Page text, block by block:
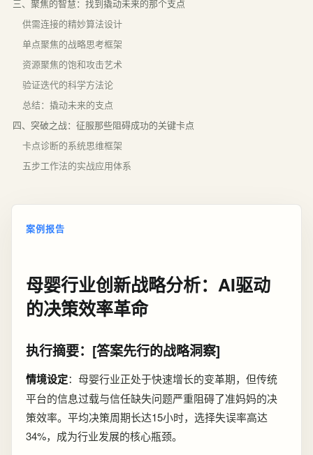
三、聚焦的智慧：找到撬动未来的那个支点
供需连接的精妙算法设计
单点聚焦的战略思考框架
资源聚焦的饱和攻击艺术
验证迭代的科学方法论
总结：撬动未来的支点
四、突破之战：征服那些阻碍成功的关键卡点
卡点诊断的系统思维框架
五步工作法的实战应用体系
案例报告
母婴行业创新战略分析：AI驱动
的决策效率革命
执行摘要：[答案先行的战略洞察]
情境设定：母婴行业正处于快速增长的变革期，但传统
平台的信息过载与信任缺失问题严重阻碍了准妈妈的决
策效率。平均决策周期长达15小时，选择失误率高达
34%，成为行业发展的核心瓶颈。